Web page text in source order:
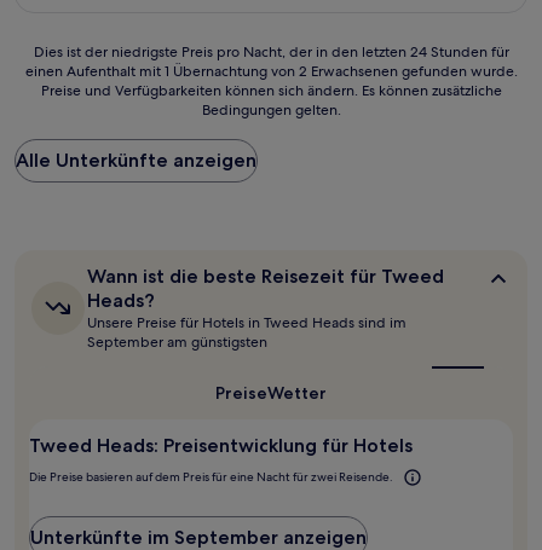
Dies
ist
Preis
pro
Nacht,
24 Stunden
2 Erwachsenen
wurde.
und
Dies ist der niedrigste Preis pro Nacht, der in den letzten 24 Stunden für
einen Aufenthalt mit 1 Übernachtung von 2 Erwachsenen gefunden wurde.
Preise und Verfügbarkeiten können sich ändern. Es können zusätzliche
Bedingungen gelten.
Alle Unterkünfte anzeigen
Wann
ist
die
beste
Reisezeit
Wann ist die beste Reisezeit für Tweed
Heads?
Unsere Preise für Hotels in Tweed Heads sind im
September am günstigsten
PreiseWetter
Tweed Heads: Preisentwicklung für Hotels
Die Preise basieren auf dem Preis für eine Nacht für zwei Reisende.
Unterkünfte im September anzeigen